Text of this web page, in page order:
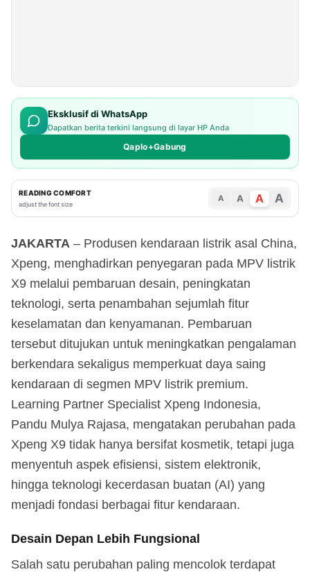
Eksklusif di WhatsApp
Dapatkan berita terkini langsung di layar HP Anda
Qaplo+Gabung
READING COMFORT
adjust the font size
A A A A
JAKARTA – Produsen kendaraan listrik asal China,
Xpeng, menghadirkan penyegaran pada MPV listrik
X9 melalui pembaruan desain, peningkatan
teknologi, serta penambahan sejumlah fitur
keselamatan dan kenyamanan. Pembaruan
tersebut ditujukan untuk meningkatkan pengalaman
berkendara sekaligus memperkuat daya saing
kendaraan di segmen MPV listrik premium.
Learning Partner Specialist Xpeng Indonesia,
Pandu Mulya Rajasa, mengatakan perubahan pada
Xpeng X9 tidak hanya bersifat kosmetik, tetapi juga
menyentuh aspek efisiensi, sistem elektronik,
hingga teknologi kecerdasan buatan (AI) yang
menjadi fondasi berbagai fitur kendaraan.
Desain Depan Lebih Fungsional
Salah satu perubahan paling mencolok terdapat